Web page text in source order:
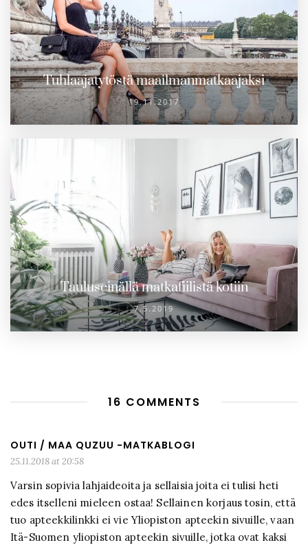
Tuhlaajatytöstä maailmanmatkaajaksi
19.11.2017
Tauluseinällä matkafiilistä kotiin
7.5.2019
16 COMMENTS
OUTI / MAA QUZUU -MATKABLOGI
25.11.2018 at 20:58
Varsin sopivia lahjaideoita ja sellaisia joita ei tulisi heti
edes itselleni mieleen ostaa! Sellainen korjaus tosin, että
tuo apteekkilinkki ei vie Yliopiston apteekin sivuille, vaan
Itä-Suomen yliopiston apteekin sivuille, jotka ovat kaksi